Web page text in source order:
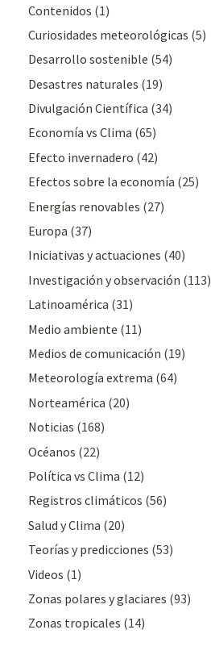
Contenidos (1)
Curiosidades meteorológicas (5)
Desarrollo sostenible (54)
Desastres naturales (19)
Divulgación Cientí­fica (34)
Economía vs Clima (65)
Efecto invernadero (42)
Efectos sobre la economía (25)
Energías renovables (27)
Europa (37)
Iniciativas y actuaciones (40)
Investigación y observación (113)
Latinoamérica (31)
Medio ambiente (11)
Medios de comunicación (19)
Meteorologí­a extrema (64)
Norteamérica (20)
Noticias (168)
Océanos (22)
Polí­tica vs Clima (12)
Registros climáticos (56)
Salud y Clima (20)
Teorías y predicciones (53)
Videos (1)
Zonas polares y glaciares (93)
Zonas tropicales (14)